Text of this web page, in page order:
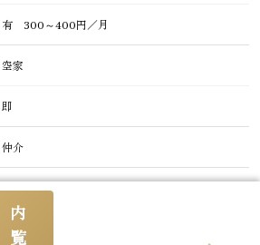
有 300～400円／月
空家
即
仲介
三井住友建設(株)
(株)ゴールドクレスト
内
覧